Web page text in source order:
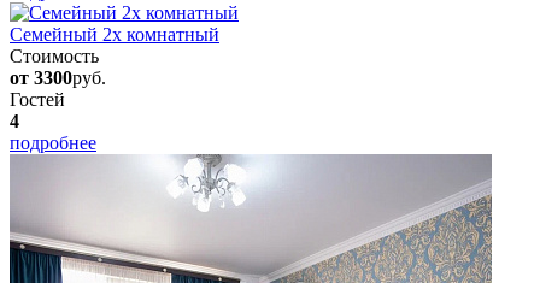
Семейный 2х комнатный
Стоимость
от 3300руб.
Гостей
4
подробнее